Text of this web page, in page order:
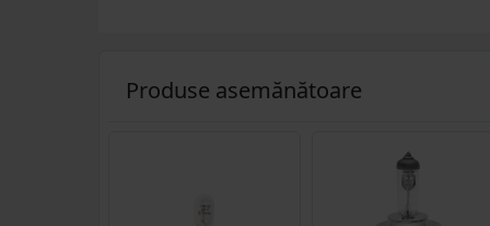
Produse asemănătoare